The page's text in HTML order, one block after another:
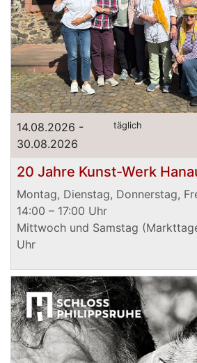
14.08.2026 -
30.08.2026
täglich
20 Jahre Kunst-Werk
Montag, Dienstag, Donnerstag,
14:00 – 17:00 Uhr
Mittwoch und Samstag
Uhr